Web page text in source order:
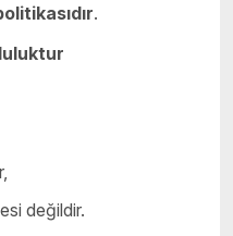
.
değildir.